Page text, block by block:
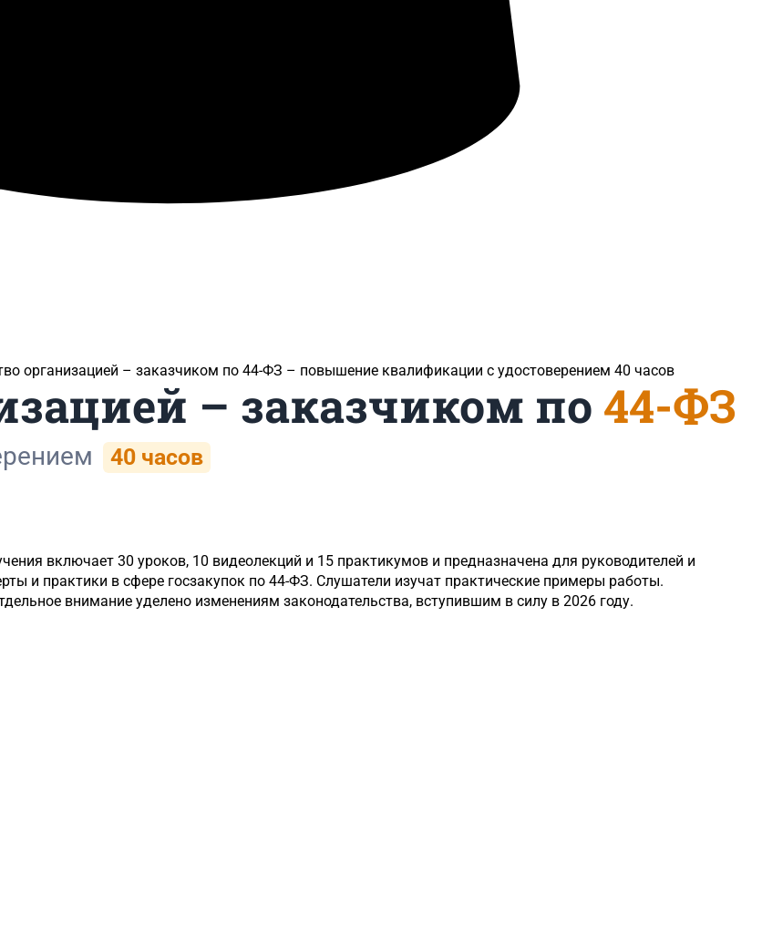
организацией – заказчиком по 44-ФЗ​ – повышение квалификации с удостоверением 40 часов
– заказчиком по 44-ФЗ
40 часов
включает 30 уроков, 10 видеолекций и 15 практикумов и предназначена для руководителей и
и практики в сфере госзакупок по 44-ФЗ. Слушатели изучат практические примеры работы.
внимание уделено изменениям законодательства, вступившим в силу в 2026 году.